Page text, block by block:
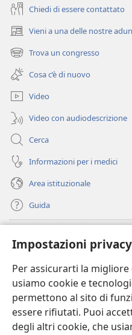
Impostazioni privacy
Per assicurarti la
usiamo cookie e
permettono al sito di
essere rifiutati. Puoi
degli altri cookie, che
Chiedi di essere contattato
Vieni a una delle nostre
(apre
una
nuova
finestra)
Trova un congresso
(apre
una
nuova
finestra)
Cosa c’è di nuovo
Video
Video con audiodescrizione
Cerca
Informazioni per i medici
Area istituzionale
Guida
(apre
una
nuova
finestra)
BIBLIOTECA ONLINE
(apre
una
nuova
finestra)
JW Hub
(apre
una
nuovaJW Library